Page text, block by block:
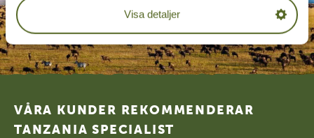
Visa detaljer
Footer
VÅRA KUNDER REKOMMENDERAR
TANZANIA SPECIALIST